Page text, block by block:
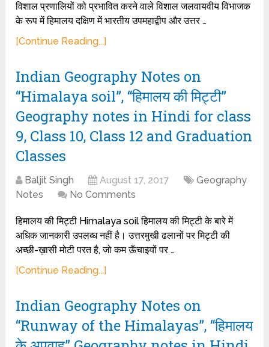
विशाल प्रणालियों को प्रभावित करने वाले विशाल जलवायवीय विभाजक
के रूप में हिमालय दक्षिण में भारतीय उपमहाद्वीप और उत्तर …
[Continue Reading...]
Indian Geography Notes on
“Himalaya soil”, “हिमालय की मिट्टी”
Geography notes in Hindi for class
9, Class 10, Class 12 and Graduation
Classes
Baljit Singh August 17, 2017
Geography
Notes
No Comments
हिमालय की मिट्टी Himalaya soil हिमालय की मिट्टी के बारे में
अधिक जानकारी उपलब्ध नहीं है। उत्तरमुखी ढलानों पर मिट्टी की
अच्छी-ख़ासी मोटी परत है, जो कम ऊँचाइयों पर …
[Continue Reading...]
Indian Geography Notes on
“Runway of the Himalayas”, “हिमालय